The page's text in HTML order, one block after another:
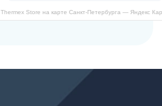
Thermex Store на карте Санкт‑Петербурга — Яндекс